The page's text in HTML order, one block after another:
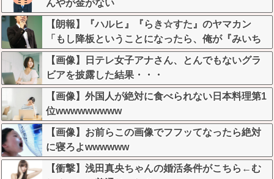
んやが金がない
【朗報】『ハルヒ』『らき☆すた』のヤマカン
「もし降板ということになったら、俺が『みいち
ゃんと山田さん』のアニメ監督やります」
【画像】日テレ女子アナさん、とんでもないグラ
ビアを披露した結果・・・
【画像】外国人が絶対に食べられない日本料理第1
位wwwwwwwww
【画像】お前らこの画像でフフッてなったら絶対
に寝ろよwwwwww
【衝撃】浅田真央ちゃんの婚活条件がこちら←む